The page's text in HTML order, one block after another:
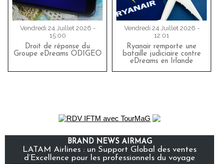
Vendredi 24 Juillet 2026 -
15:00
Droit de réponse du
Groupe eDreams ODIGEO
Vendredi 24 Juillet 2026 -
12:01
Ryanair remporte une
bataille judiciaire contre
eDreams en Irlande
BRAND NEWS AIRMAG
LATAM Airlines : un Support Global des ventes
d’Excellence pour les professionnels du voyage